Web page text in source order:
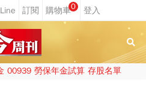
0
00939 勞保年金試算 存股名單